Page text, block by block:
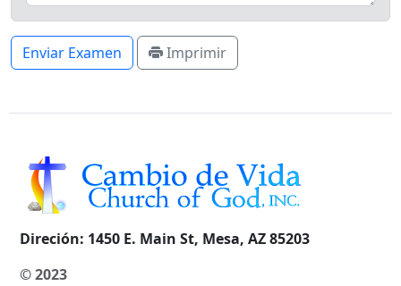
Enviar Examen Imprimir
Direción: 1450 E. Main St, Mesa, AZ 85203
© 2023